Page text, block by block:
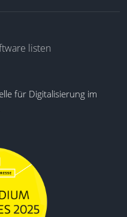
listen
für Digitalisierung im